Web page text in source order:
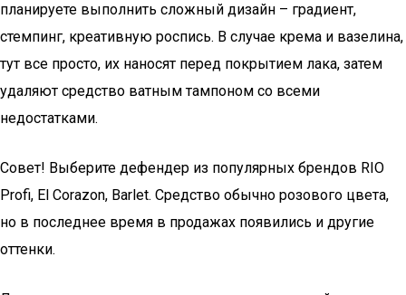
планируете выполнить сложный дизайн – градиент,
стемпинг, креативную роспись. В случае крема и вазелина,
тут все просто, их наносят перед покрытием лака, затем
удаляют средство ватным тампоном со всеми
недостатками.
Совет! Выберите дефендер из популярных брендов RIO
Profi, El Corazon, Barlet. Средство обычно розового цвета,
но в последнее время в продажах появились и другие
оттенки.